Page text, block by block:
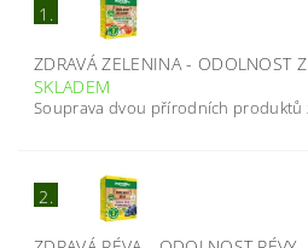
1.
ZDRAVÁ ZELENINA - ODOLNOST
SKLADEM
Souprava dvou přírodních produktů
2.